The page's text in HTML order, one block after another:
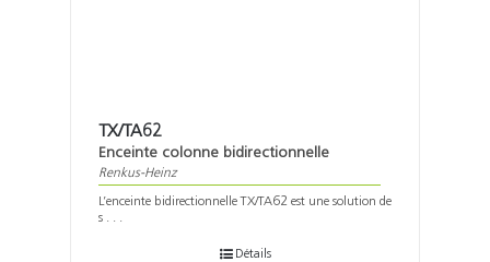
TX/TA62
Enceinte colonne bidirectionnelle
Renkus-Heinz
L’enceinte bidirectionnelle TX/TA62 est une solution de
s . . .
Détails